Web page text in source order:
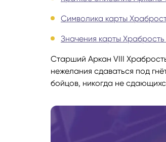
Символика карты
Значения карты
Старший Аркан VIII
нежелания сдаваться под
бойцов, никогда не